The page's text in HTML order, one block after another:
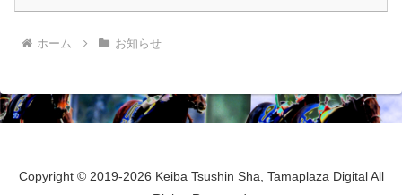
ホーム お知らせ
Copyright © 2019-2026 Keiba Tsushin Sha, Tamaplaza Digital All